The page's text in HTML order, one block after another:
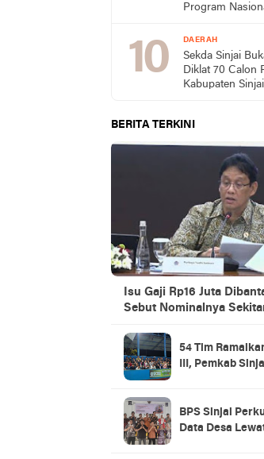
Program
DAERAH
Sekda Sinjai
Diklat 70 Calon
Kabupaten
BERITA TERKINI
Isu Gaji Rp16 Juta
Sebut Nominalnya
54 Tim
III, Pemkab
BPS Sinjai
Data Desa